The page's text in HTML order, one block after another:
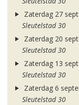
Zaterdag 27
Sleutelstad 30
Zaterdag 20
Sleutelstad 30
Zaterdag 13
Sleutelstad 30
Zaterdag 6
Sleutelstad 30